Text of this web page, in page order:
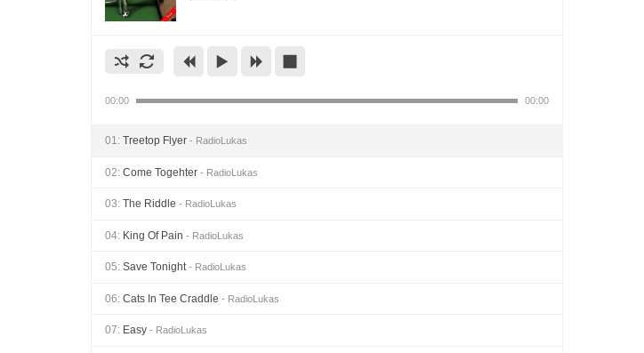
00:00 00:00
01: Treetop Flyer - RadioLukas
02: Come Togehter - RadioLukas
03: The Riddle - RadioLukas
04: King Of Pain - RadioLukas
05: Save Tonight- RadioLukas
06: Cats In Tee Craddle - RadioLukas
07: Easy - RadioLukas